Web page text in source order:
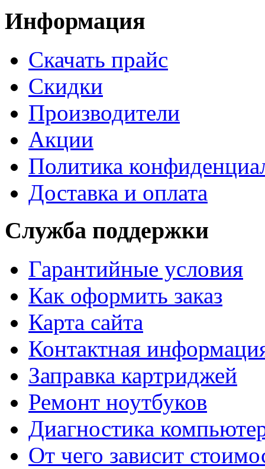
Информация
Cкачать прайс
Скидки
Производители
Акции
Политика
Доставка и оплата
Служба поддержки
Гарантийные условия
Как оформить заказ
Карта сайта
Контактная
Заправка картриджей
Ремонт ноутбуков
Диагностика
От чего зависит